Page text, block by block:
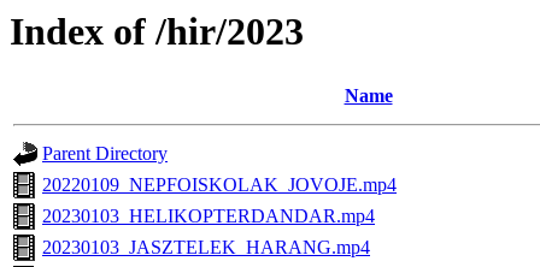
Index of /hir/2023
Name
Parent Directory
20220109_NEPFOISKOLAK_JOVOJE.mp4
20230103_HELIKOPTERDANDAR.mp4
20230103_JASZTELEK_HARANG.mp4